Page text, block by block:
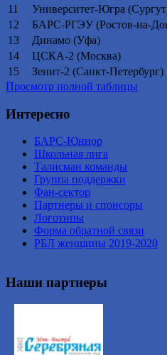
11
Университет-Югра
12
БАРС-РГЭУ (Ростов-на-
13
Динамо (Уфа)
14
ЦСКА-2 (Москва)
15
Зенит-2 (Санкт-Петербург)
Просмотр полной таблицы
Интересно
БАРС-Юниор
Школьная лига
Талисман команды
Группа поддержки
Фан-сектор
Партнеры и спонсоры
Логотипы
Форма обратной связи
РБЛ женщины 2019-2020
Наши партнеры